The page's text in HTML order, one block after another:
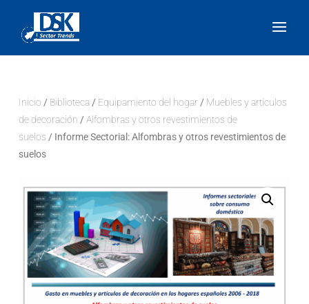
Inicio / Biblioteca/ Equipamiento del hogar / Muebles y artículos
de decoración / Alfombras y otros revestimientos de
suelos / Informe Sectorial: Alfombras y otros revestimientos de
suelos